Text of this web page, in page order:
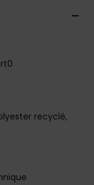
recyclé,